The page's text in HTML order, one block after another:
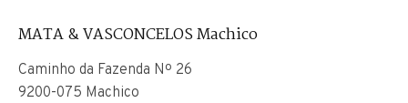
MATA & VASCONCELOS Machico
Caminho da Fazenda Nº 26
9200-075 Machico